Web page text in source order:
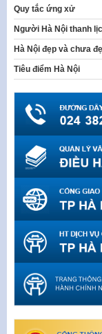
Quy tắc ứng xử
Người Hà Nội thanh
Hà Nội đẹp và chưa
Tiêu điểm Hà Nội